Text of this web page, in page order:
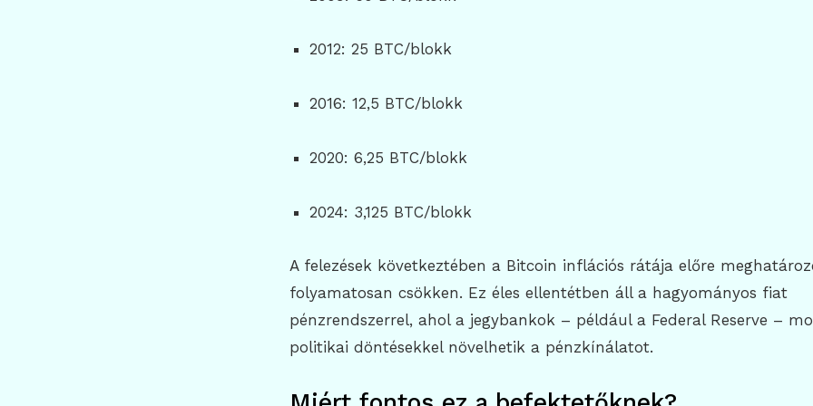
2012: 25 BTC/blokk
2016: 12,5 BTC/blokk
2020: 6,25 BTC/blokk
2024: 3,125 BTC/blokk
A felezések következtében a Bitcoin inflációs rátája előre
folyamatosan csökken. Ez éles ellentétben áll a hagyományos fiat
pénzrendszerrel, ahol a jegybankok – például a Federal Reserve –
politikai döntésekkel növelhetik a pénzkínálatot.